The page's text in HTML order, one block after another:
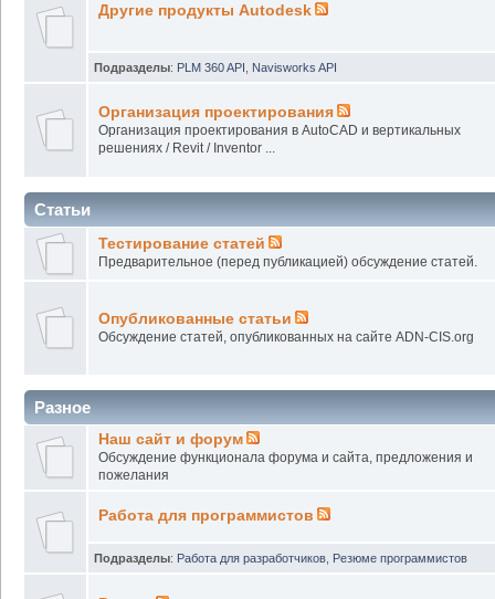
Другие продукты Autodesk
Подразделы: PLM 360 API Navisworks API
Организация проектирования
Организация проектирования в AutoCAD и вертикальных
решениях / Revit / Inventor ...
Статьи
Тестирование статей
Предварительное (перед публикацией) обсуждение статей.
Опубликованные статьи
Обсуждение статей, опубликованных на сайте ADN-CIS.org
Разное
Наш сайт и форум
Обсуждение функционала форума и сайта, предложения и
пожелания
Работа для программистов
Подразделы: Работа для разработчиков Резюме программистов